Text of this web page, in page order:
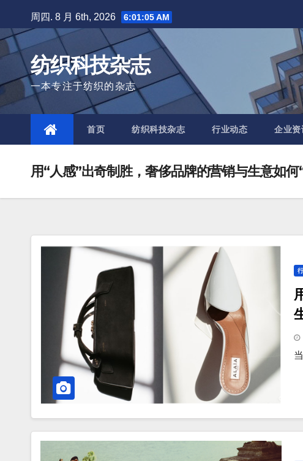
to
content
周四. 8 月 6th, 2026 6:01:06 AM
纺织科技杂志
一本专注于纺织的杂志
首页 纺织科技杂志 行业动态 企业资
用“人感”出奇制胜，奢侈品牌的营销与生意如何